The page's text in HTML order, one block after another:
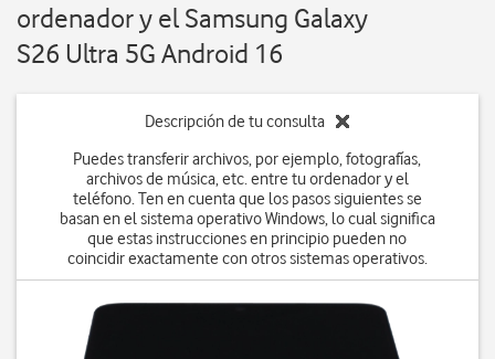
ordenador y el Samsung Galaxy
S26 Ultra 5G Android 16
Descripción de tu consulta
Puedes transferir archivos, por ejemplo, fotografías,
archivos de música, etc. entre tu ordenador y el
teléfono. Ten en cuenta que los pasos siguientes se
basan en el sistema operativo Windows, lo cual significa
que estas instrucciones en principio pueden no
coincidir exactamente con otros sistemas operativos.